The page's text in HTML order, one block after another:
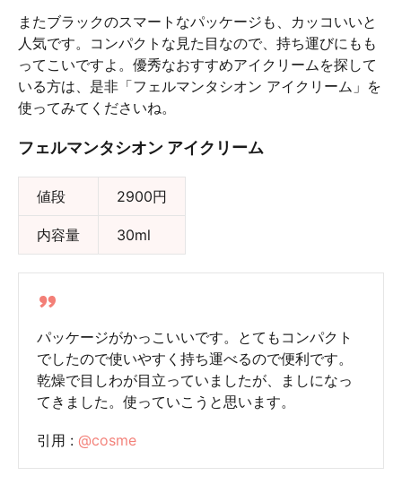
またブラックのスマートなパッケージも、カッコいいと
人気です。コンパクトな見た目なので、持ち運びにもも
ってこいですよ。優秀なおすすめアイクリームを探して
いる方は、是非「フェルマンタシオン アイクリーム」を
使ってみてくださいね。
フェルマンタシオン アイクリーム
値段 2900円
内容量 30ml
パッケージがかっこいいです。とてもコンパクト
でしたので使いやすく持ち運べるので便利です。
乾燥で目しわが目立っていましたが、ましになっ
てきました。使っていこうと思います。
引用 : @cosme